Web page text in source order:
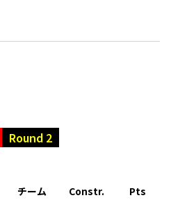
Round 2
チーム Constr. Pts